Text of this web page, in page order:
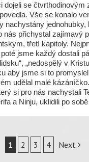
dojeli se čtvrthodinovým
Vše se konalo
nachystány jednohubky,
nás přichystal zajímavý
třetí kapitoly.
jsme každý dostali
„nedospělý v
aby jsme si to
udělal malé
si pro nás nachystali
a Ninju, uklidili po
1 2 3 4 Next